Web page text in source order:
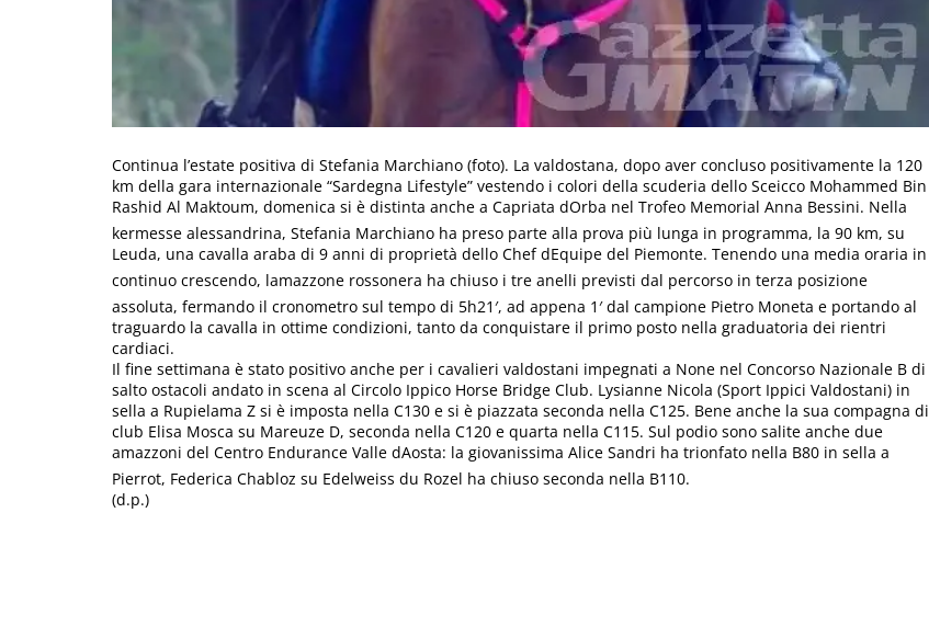
Continua l’estate positiva di Stefania Marchiano (foto). La valdostana, dopo aver concluso positivamente la 120
km della gara internazionale “Sardegna Lifestyle” vestendo i colori della scuderia dello Sceicco Mohammed Bin
Rashid Al Maktoum, domenica si è distinta anche a Capriata dOrba nel Trofeo Memorial Anna Bessini. Nella
kermesse alessandrina, Stefania Marchiano ha preso parte alla prova più lunga in programma, la 90 km, su
Leuda, una cavalla araba di 9 anni di proprietà dello Chef dEquipe del Piemonte. Tenendo una media oraria in
continuo crescendo, lamazzone rossonera ha chiuso i tre anelli previsti dal percorso in terza posizione
assoluta, fermando il cronometro sul tempo di 5h21′, ad appena 1′ dal campione Pietro Moneta e portando al
traguardo la cavalla in ottime condizioni, tanto da conquistare il primo posto nella graduatoria dei rientri
cardiaci.
Il fine settimana è stato positivo anche per i cavalieri valdostani impegnati a None nel Concorso Nazionale B di
salto ostacoli andato in scena al Circolo Ippico Horse Bridge Club. Lysianne Nicola (Sport Ippici Valdostani) in
sella a Rupielama Z si è imposta nella C130 e si è piazzata seconda nella C125. Bene anche la sua compagna di
club Elisa Mosca su Mareuze D, seconda nella C120 e quarta nella C115. Sul podio sono salite anche due
amazzoni del Centro Endurance Valle dAosta: la giovanissima Alice Sandri ha trionfato nella B80 in sella a
Pierrot, Federica Chabloz su Edelweiss du Rozel ha chiuso seconda nella B110.
(d.p.)